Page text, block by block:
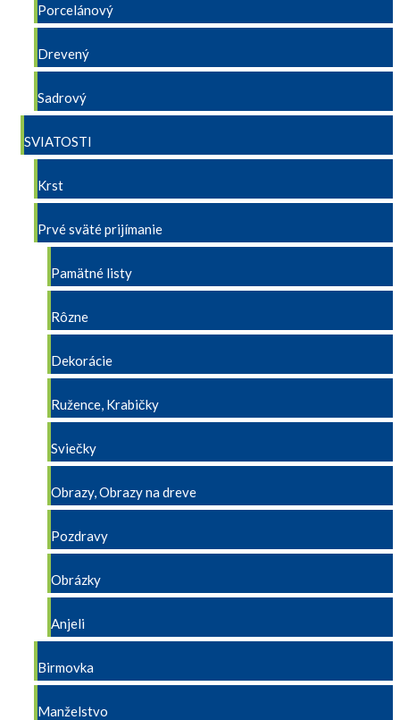
Porcelánový
Drevený
Sadrový
SVIATOSTI
Krst
Prvé sväté prijímanie
Pamätné listy
Rôzne
Dekorácie
Ružence, Krabičky
Sviečky
Obrazy, Obrazy na dreve
Pozdravy
Obrázky
Anjeli
Birmovka
Manželstvo